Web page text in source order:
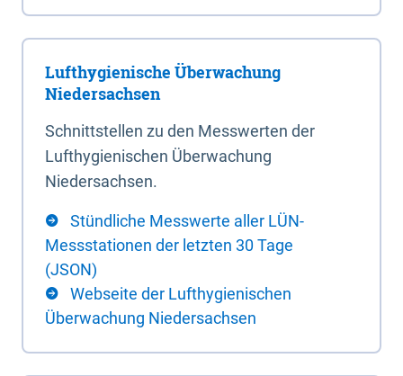
Lufthygienische Überwachung
Niedersachsen
Schnittstellen zu den Messwerten der
Lufthygienischen Überwachung
Niedersachsen.
Stündliche Messwerte aller LÜN-
Messstationen der letzten 30 Tage
(JSON)
Webseite der Lufthygienischen
Überwachung Niedersachsen